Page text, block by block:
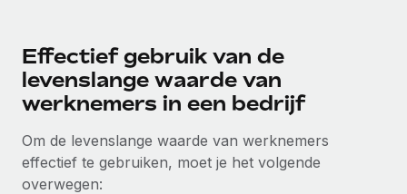
beheert met Remote
Phiture, een toonaangevende leider in de wereldwijde
mobiele groeiadviessector, zet zich sinds 2016...
Meer informatie
Effectief gebruik van de
levenslange waarde van
werknemers in een bedrijf
Om de levenslange waarde van werknemers
effectief te gebruiken, moet je het volgende
overwegen: